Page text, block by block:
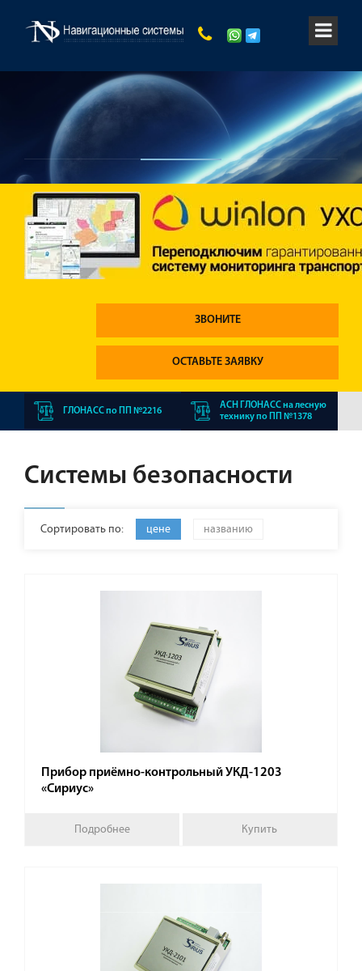
ЗВОНИТЕ
ОСТАВЬТЕ ЗАЯВКУ
ГЛОНАСС по ПП №2216
АСН ГЛОНАСС на лесную
технику по ПП №1378
Системы безопасности
Сортировать по: цене названию
Прибор приёмно-контрольный УКД-1203
«Сириус»
Подробнее Купить